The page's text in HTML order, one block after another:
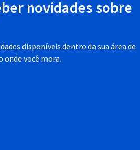
novidades sobre
disponíveis dentro da sua área de
onde você mora.